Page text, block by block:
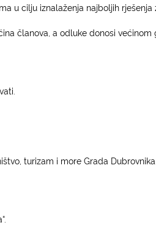
u cilju iznalaženja najboljih rješenja
članova, a odluke donosi većinom
turizam i more Grada Dubrovnika.